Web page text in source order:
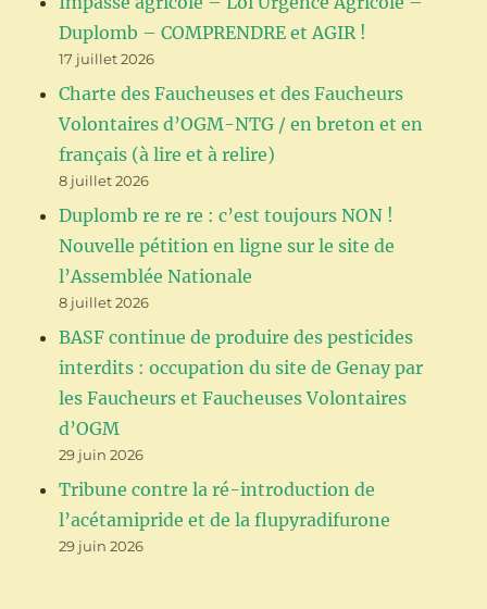
Duplomb – COMPRENDRE et AGIR !
17 juillet 2026
Charte des Faucheuses et des Faucheurs
Volontaires d’OGM-NTG / en breton et en
français (à lire et à relire)
8 juillet 2026
Duplomb re re re : c’est toujours NON !
Nouvelle pétition en ligne sur le site de
l’Assemblée Nationale
8 juillet 2026
BASF continue de produire des pesticides
interdits : occupation du site de Genay par
les Faucheurs et Faucheuses Volontaires
d’OGM
29 juin 2026
Tribune contre la ré-introduction de
l’acétamipride et de la flupyradifurone
29 juin 2026